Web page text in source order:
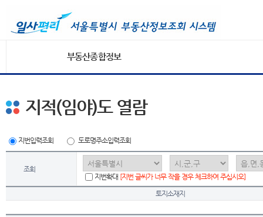
부동산종합정보
지적(임야)도 열람
지번입력조회 도로명주소입력조회
조회
지번확대 [지번 글씨가 너무 작을 경우 체크하여 주십시오]
토지소재지